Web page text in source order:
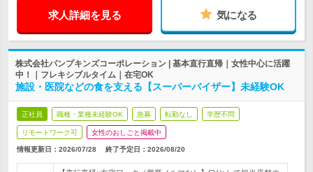
求人詳細を見る 気になる
株式会社パンプキンズコーポレーション | 基本直行直帰｜女性中心に活躍
中！｜フレキシブルタイム｜在宅OK
施設・医院などの食を支える【スーパーバイザー】未経験OK
正社員 職種・業種未経験OK 急募 転勤なし 学歴不問
リモートワーク可 女性のおしごと掲載中
情報更新日：2026/07/28 終了予定日： 2026/08/20